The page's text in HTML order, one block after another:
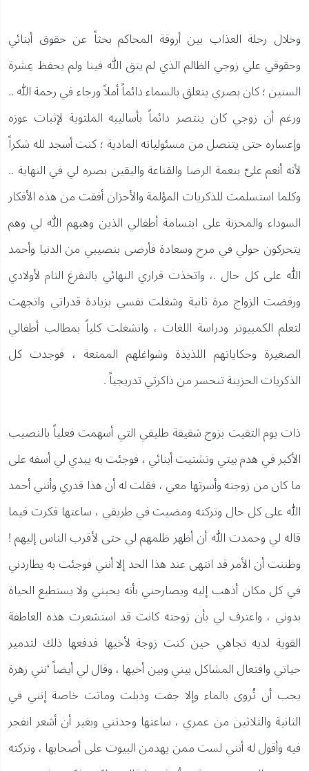
وخلال رحلة العذاب بين أروقة المحاكم بحثاً عن حقوق أبنائي
وحقوقي علي زوجي الظالم الذي لم يتق الله فينا ولم يحفظ عِشرة
السنين ؛ كان بصري يتعلق بالسماء دائماً أملاً ورجاء في رحمة الله ..
ورغم أن زوجي كان ينتصر دائماً بأساليبه الملتوية لإثبات عوزه
وإعساره حتى يتنصل من مسئولياته المادية ؛ كنت أسجد لله شكراً
لأنه أنعم علىّ بنعمة الرضا والقناعة واليقين بصره لي في النهاية ..
وكلما استسلمت للذكريات المؤلمة والأحزان أفقت من هذه الأفكار
السوداء والمحزنة على ابتسامة أطفالي الذين وهبهم الله لي وهم
يتحركون حولي في مرح وسعادة فأرضى بنصيبي من الدنيا وأحمد
الله على كل حال .، واتخذت قراري النهائي بالتفرغ التام لأولادي
ورفضت الزواج مرة ثانية وشغلت نفسي بزيادة قدراتي واتجهت
لتعلم الكمبيوتر ودراسة اللغات ، وانشغلت كلياً بمطالب أطفالي
الصغيرة وحكاياتهم اللذيذة وشواغلهم الممتعة ، فوجدت كل
الذكريات الحزينة تنحسر من ذاكرتي تدريجياً .
ذات يوم التقيت بزوج شقيقة طليقي التي أسهمت فعلياً بالنصيب
الأكبر في هدم بيتي وتشتيت أبنائي ، فوجئت به يبدي لي أسفه على
ما كان من زوجته وأسرتها معي ، فقلت له أن هذا قدري وأنني أحمد
الله على كل حال وتركته ومضيت في طريقي ، ساعتها فكرت فيما
قاله لي وحمدت الله أن أظهر ظلمهم لي حتى لأقرب الناس إليهم !
وظننت أن الأمر قد انتهى عند هذا الحد إلا أنني فوجئت به يطاردني
في كل مكان أذهب إليه ويصارحني بأنه يحبني ولا يستطيع الحياة
بدوني ، واعترف لي بأن زوجته كانت قد استشعرت هذه العاطفة
القوية لديه تجاهي حين كنت زوجة لأخيها فدفعها ذلك لتدمير
حياتي وافتعال المشاكل بيني وبين أخيها ، وقال لي أيضاً ‘نني زهرة
يجب أن تُروى بالماء وإلا جفت وذبلت وماتت خاصة إنني في
الثانية والثلاثين من عمري ، ساعتها وجدتني وبغير أن أشعر انفجر
فيه وأقول له أنني لست ممن يهدمن البيوت على أصحابها ، وتركته